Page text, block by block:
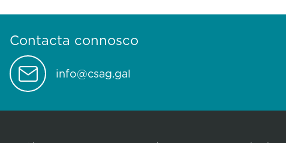
Contacta connosco
info@csag.gal